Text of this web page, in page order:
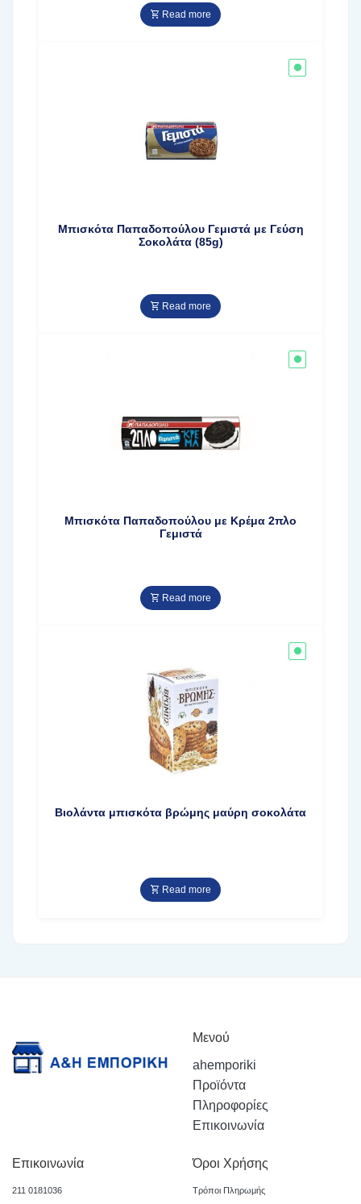
Read more
Μπισκότα Παπαδοπούλου Γεμιστά με Γεύση
Σοκολάτα (85g)
Read more
Μπισκότα Παπαδοπούλου με Κρέμα 2πλο
Γεμιστά
Read more
Βιολάντα μπισκότα βρώμης μαύρη σοκολάτα
Read more
Μενού
ahemporiki
Προϊόντα
Πληροφορίες
Επικοινωνία
Επικοινωνία
211 0181036
Όροι Χρήσης
Τρόποι Πληρωμής